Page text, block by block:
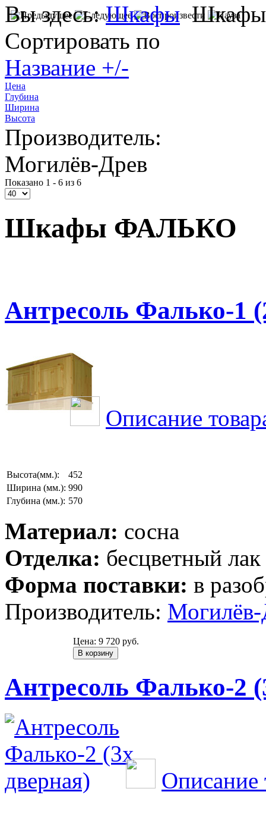
Вы здесь:Шкафы
Сортировать по
Название +/-
Цена
Глубина
Ширина
Высота
Производитель:
Могилёв-Древ
Показано 1 - 6 из 6
Шкафы ФАЛЬКО
Антресоль Фалько-1
Описание
Высота(мм.):
452
Ширина (мм.): 990
Глубина (мм.): 570
Материал: сосна
Отделка: бесцветный лак
Форма поставки: в
Производитель:
Цена: 9 720 руб.
Антресоль Фалько-2
Описание